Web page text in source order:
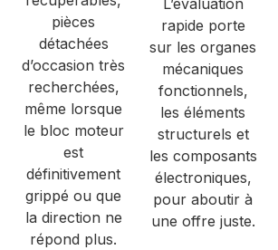
pièces
détachées
d’occasion très
recherchées,
même lorsque
le bloc moteur
est
définitivement
grippé ou que
la direction ne
répond plus.
L’évaluation
rapide porte
sur les organes
mécaniques
fonctionnels,
les éléments
structurels et
les composants
électroniques,
pour aboutir à
une offre juste.